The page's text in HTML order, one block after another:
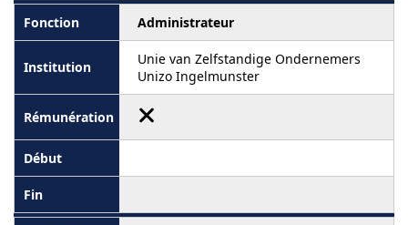
Administrateur
Unie van Zelfstandige Ondernemers
Unizo Ingelmunster